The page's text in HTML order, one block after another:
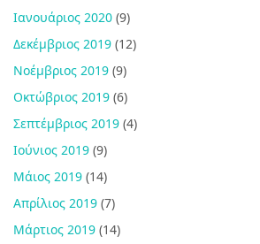
Ιανουάριος 2020 (9)
Δεκέμβριος 2019 (12)
Νοέμβριος 2019 (9)
Οκτώβριος 2019 (6)
Σεπτέμβριος 2019 (4)
Ιούνιος 2019 (9)
Μάιος 2019 (14)
Απρίλιος 2019 (7)
Μάρτιος 2019 (14)